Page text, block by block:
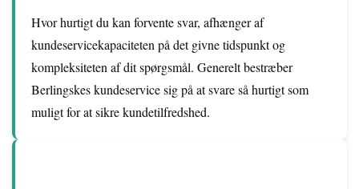
Hvor hurtigt du kan forvente svar, afhænger af
kundeservicekapaciteten på det givne tidspunkt og
kompleksiteten af dit spørgsmål. Generelt bestræber
Berlingskes kundeservice sig på at svare så hurtigt som
muligt for at sikre kundetilfredshed.